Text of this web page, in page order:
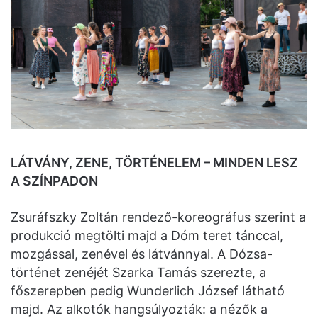
LÁTVÁNY, ZENE, TÖRTÉNELEM – MINDEN LESZ
A SZÍNPADON
Zsuráfszky Zoltán rendező-koreográfus szerint a
produkció megtölti majd a Dóm teret tánccal,
mozgással, zenével és látvánnyal. A Dózsa-
történet zenéjét Szarka Tamás szerezte, a
főszerepben pedig Wunderlich József látható
majd. Az alkotók hangsúlyozták: a nézők a